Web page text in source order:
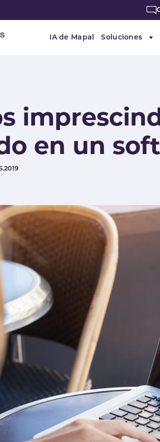
IA de Mapal Soluciones
en un